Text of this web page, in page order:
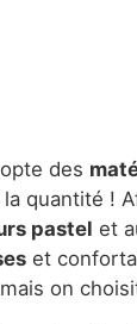
des
quantité !
pastel et
et
on